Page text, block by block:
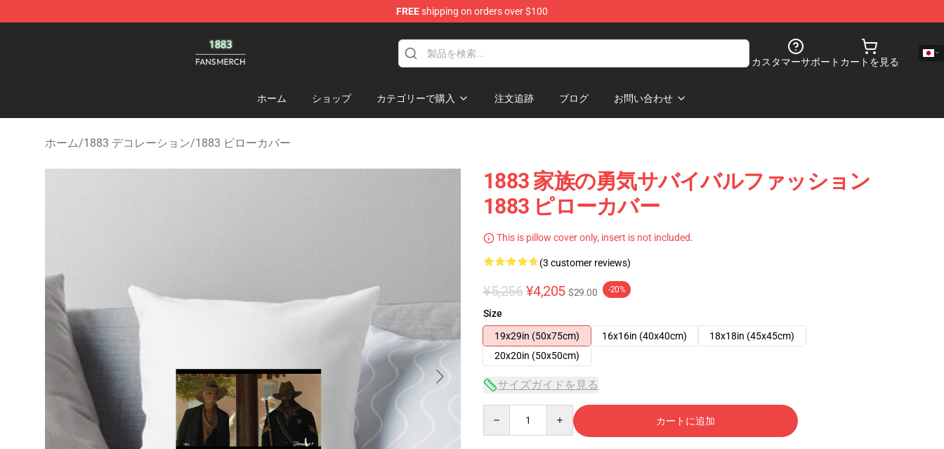
FREEshipping on orders over $100
カスタマーサポート カートを見る
ホーム ショップ カテゴリーで購入 注文追跡 ブログ お問い合わせ
ホーム/1883 デコレーション/1883 ピローカバー
1883 家族の勇気サバイバルファッション
1883 ピローカバー
This is pillow cover only, insert is not included.
(3 customer reviews)
¥5,256 ¥4,205 $29.00 -20%
Size
19x29in (50x75cm)
16x16in (40x40cm)
18x18in (45x45cm)
20x20in (50x50cm)
サイズガイドを見る
カートに追加